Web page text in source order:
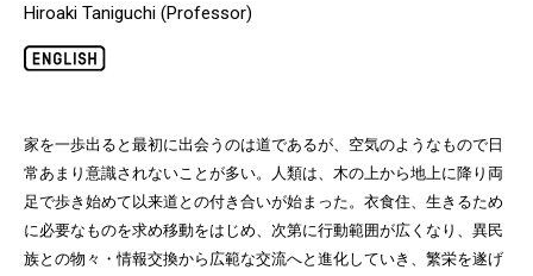
Hiroaki Taniguchi (Professor)
家を一歩出ると最初に出会うのは道であるが、空気のようなもので日
常あまり意識されないことが多い。人類は、木の上から地上に降り両
足で歩き始めて以来道との付き合いが始まった。衣食住、生きるため
に必要なものを求め移動をはじめ、次第に行動範囲が広くなり、異民
族との物々・情報交換から広範な交流へと進化していき、繁栄を遂げ